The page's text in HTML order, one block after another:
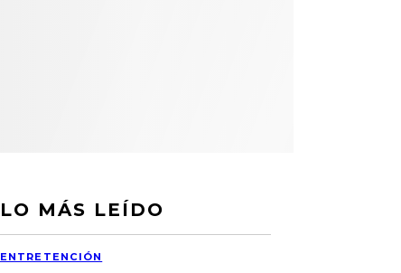
LO MÁS LEÍDO
ENTRETENCIÓN